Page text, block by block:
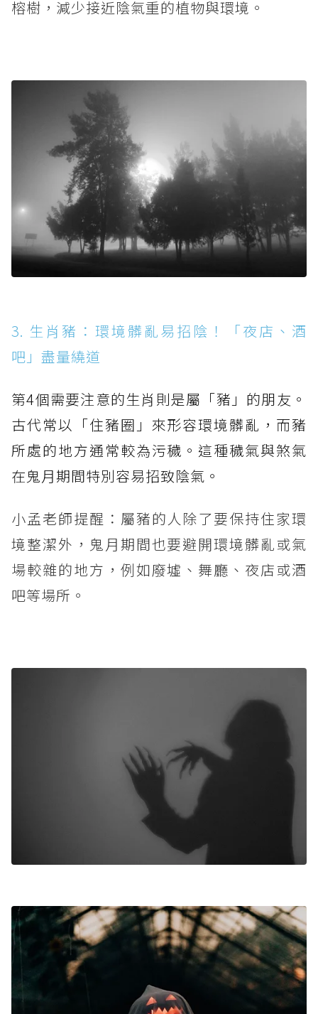
榕樹，減少接近陰氣重的植物與環境。
3. 生肖豬：環境髒亂易招陰！「夜店、酒
吧」盡量繞道
第4個需要注意的生肖則是屬「豬」的朋友。
古代常以「住豬圈」來形容環境髒亂，而豬
所處的地方通常較為污穢。這種穢氣與煞氣
在鬼月期間特別容易招致陰氣。
小孟老師提醒：屬豬的人除了要保持住家環
境整潔外，鬼月期間也要避開環境髒亂或氣
場較雜的地方，例如廢墟、舞廳、夜店或酒
吧等場所。